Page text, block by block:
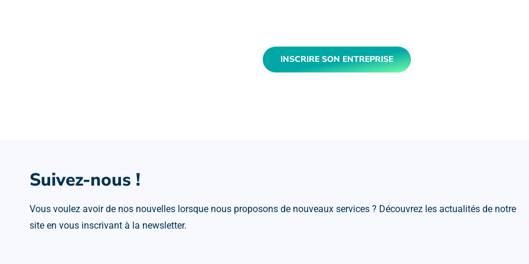
INSCRIRE SON ENTREPRISE
Suivez-nous !
Vous voulez avoir de nos nouvelles lorsque nous proposons de nouveaux services ? Découvrez les actualités de notre
site en vous inscrivant à la newsletter.